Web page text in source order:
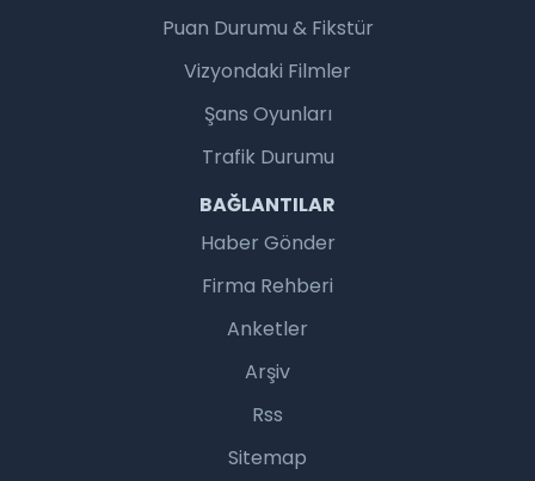
Puan Durumu & Fikstür
Vizyondaki Filmler
Şans Oyunları
Trafik Durumu
BAĞLANTILAR
Haber Gönder
Firma Rehberi
Anketler
Arşiv
Rss
Sitemap